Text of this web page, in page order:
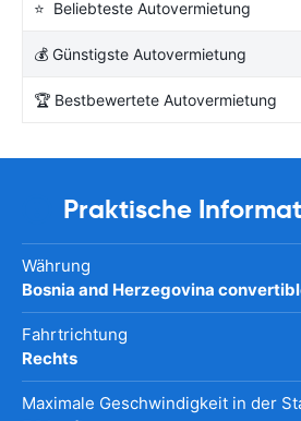
⭐ Beliebteste Autovermietung
💰 Günstigste Autovermietung
🏆 Bestbewertete Autovermietung
Praktische
Währung
Bosnia and Herzegovina
Fahrtrichtung
Rechts
Maximale Geschwindigkeit in der